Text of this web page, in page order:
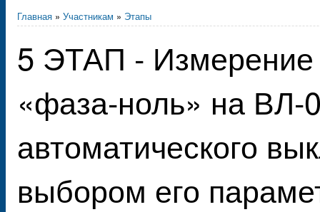
Главная » Участникам » Этапы
5 ЭТАП - Измерение
«фаза-ноль» на ВЛ-
автоматического
выбором его